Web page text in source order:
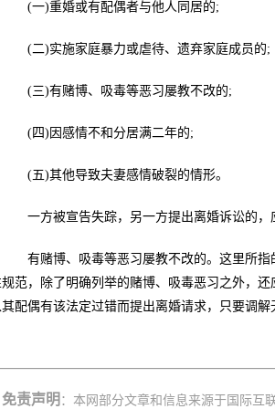
(一)重婚或有配偶者与他人同居的;
(二)实施家庭暴力或虐待、遗弃家庭成员的;
(三)有赌博、吸毒等恶习屡教不改的;
(四)因感情不和分居满二年的;
(五)其他导致夫妻感情破裂的情形。
一方被宣告失踪，另一方提出离婚诉讼的，
有赌博、吸毒等恶习屡教不改的。这里所指
范，除了明确列举的赌博、吸毒恶习之外，
配偶有该法定过错而提出离婚请求，只要调解
免责声明 ：本网部分文章和信息来源于国际互